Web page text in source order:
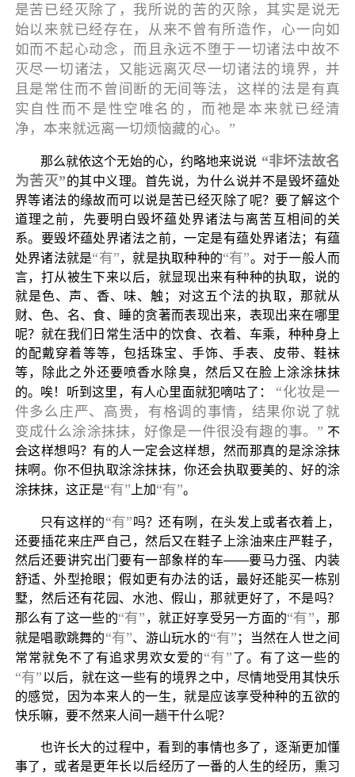
是苦已经灭除了，我所说的苦的灭除，其实是说无
始以来就已经存在，从来不曾有所造作，心一向如
如而不起心动念，而且永远不堕于一切诸法中故不
灭尽一切诸法，又能远离灭尽一切诸法的境界，并
且是常住而不曾间断的无间等法，这样的法是有真
实自性而不是性空唯名的，而祂是本来就已经清
净，本来就远离一切烦恼藏的心。”
那么就依这个无始的心，约略地来说说 “非坏法故名
为苦灭”的其中义理。首先说，为什么说并不是毁坏蕴处
界等诸法的缘故而可以说是苦已经灭除了呢？要了解这个
道理之前，先要明白毁坏蕴处界诸法与离苦互相间的关
系。要毁坏蕴处界诸法之前，一定是有蕴处界诸法；有蕴
处界诸法就是“有”，就是执取种种的“有”。对于一般人而
言，打从被生下来以后，就显现出来有种种的执取，说的
就是色、声、香、味、触；对这五个法的执取，那就从
财、色、名、食、睡的贪著而表现出来，表现出来在哪里
呢？就在我们日常生活中的饮食、衣着、车乘，种种身上
的配戴穿着等等，包括珠宝、手饰、手表、皮带、鞋袜
等，除此之外还要喷香水除臭，然后又在脸上涂涂抹抹
的。唉！听到这里，有人心里面就犯嘀咕了：
“化妆是一
件多么庄严、高贵，有格调的事情，结果你说了就
变成什么涂涂抹抹，好像是一件很没有趣的事。” 不
会这样想吗？有的人一定会这样想，然而那真的是涂涂抹
抹啊。你不但执取涂涂抹抹，你还会执取要美的、好的涂
涂抹抹，这正是“有” 上加“有”。
只有这样的“有” 吗？还有咧，在头发上或者衣着上，
还要插花来庄严自己，然后又在鞋子上涂油来庄严鞋子，
然后还要讲究出门要有一部象样的车——要马力强、内装
舒适、外型抢眼；假如更有办法的话，最好还能买一栋别
墅，然后还有花园、水池、假山，那就更好了，不是吗？
那么有了这一些的“有” ，就正好享受另一方面的“有”，那
就是唱歌跳舞的“有”、游山玩水的“有” ；当然在人世之间
常常就免不了有追求男欢女爱的“有”了。有了这一些的
“有”以后，就在这一些有的境界之中，尽情地受用其快乐
的感觉，因为本来人的一生，就是应该享受种种的五欲的
快乐嘛，要不然来人间一趟干什么呢？
也许长大的过程中，看到的事情也多了，逐渐更加懂
事了，或者是更年长以后经历了一番的人生的经历，熏习